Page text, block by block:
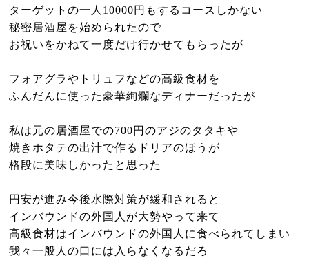
ターゲットの一人10000円もするコースしかない
秘密居酒屋を始められたので
お祝いをかねて一度だけ行かせてもらったが
フォアグラやトリュフなどの高級食材を
ふんだんに使った豪華絢爛なディナーだったが
私は元の居酒屋での700円のアジのタタキや
焼きホタテの出汁で作るドリアのほうが
格段に美味しかったと思った
円安が進み今後水際対策が緩和されると
インバウンドの外国人が大勢やって来て
高級食材はインバウンドの外国人に食べられてしまい
我々一般人の口には入らなくなるだろ